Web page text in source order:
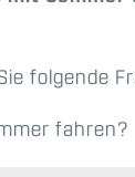
folgende
fahren?